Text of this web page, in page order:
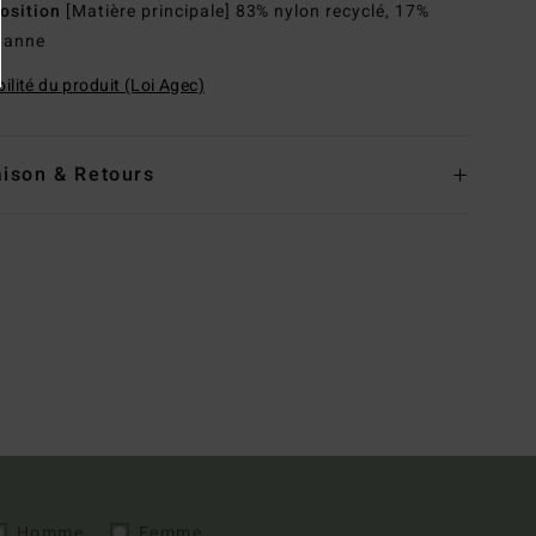
[Matière principale] 83% nylon recyclé, 17%
du produit (Loi Agec)
& Retours